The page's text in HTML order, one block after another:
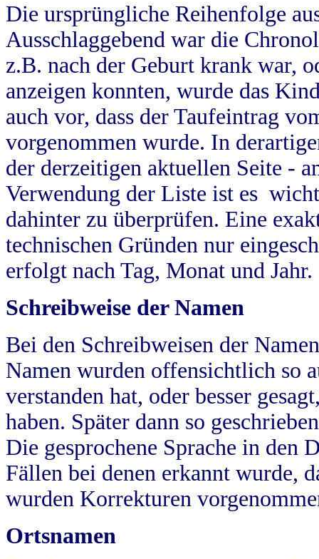
Die ursprüngliche Reihenfolge
Ausschlaggebend war die
z.B. nach der Geburt krank war,
anzeigen konnten, wurde das
auch vor, dass der Taufeintrag
vorgenommen wurde. In
der derzeitigen aktuellen Seite -
Verwendung der Liste ist es
dahinter zu überprüfen. Eine
technischen Gründen nur
erfolgt nach Tag, Monat und Jahr.
Schreibweise der Namen
Bei den Schreibweisen der
Namen wurden offensichtlich so
verstanden hat, oder besser
haben. Später dann so
Die gesprochene Sprache in
Fällen bei denen erkannt wurde,
wurden Korrekturen
Ortsnamen